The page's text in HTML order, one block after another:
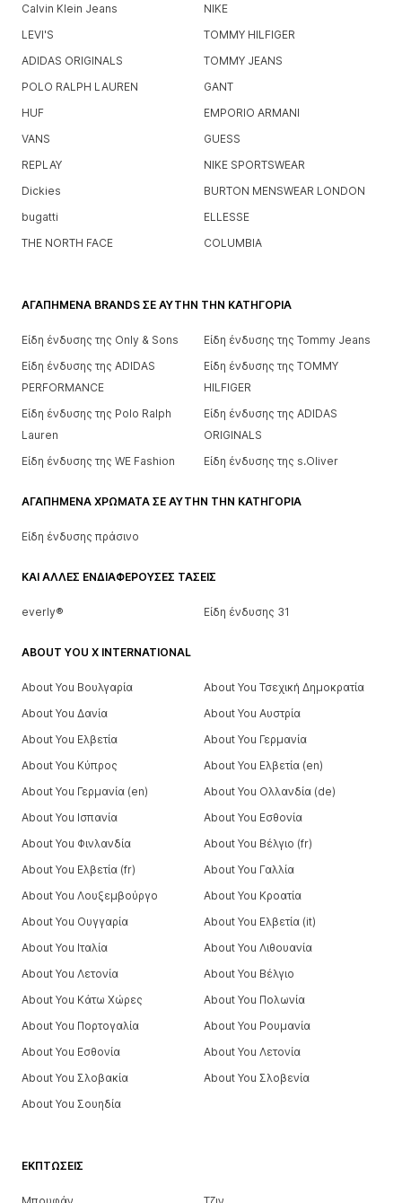
Calvin Klein Jeans
NIKE
LEVI'S
TOMMY HILFIGER
ADIDAS ORIGINALS
TOMMY JEANS
POLO RALPH LAUREN
GANT
HUF
EMPORIO ARMANI
VANS
GUESS
REPLAY
NIKE SPORTSWEAR
Dickies
BURTON MENSWEAR LONDON
bugatti
ELLESSE
THE NORTH FACE
COLUMBIA
ΕΚΠΤΏΣΕΙΣ
ΑΓΑΠΗΜΈΝΑ BRANDS ΣΕ ΑΥΤΉΝ ΤΗΝ ΚΑΤΗΓΟΡΊΑ
Είδη ένδυσης της Only & Sons
Είδη ένδυσης της Tommy Jeans
Είδη ένδυσης της ADIDAS
PERFORMANCE
Είδη ένδυσης της TOMMY
HILFIGER
Είδη ένδυσης της Polo Ralph
Lauren
Είδη ένδυσης της ADIDAS
ORIGINALS
Είδη ένδυσης της WE Fashion
Είδη ένδυσης της s.Oliver
ΑΓΑΠΗΜΈΝΑ ΧΡΏΜΑΤΑ ΣΕ ΑΥΤΉΝ ΤΗΝ ΚΑΤΗΓΟΡΊΑ
Είδη ένδυσης πράσινο
ΚΑΙ ΆΛΛΕΣ ΕΝΔΙΑΦΈΡΟΥΣΕΣ ΤΆΣΕΙΣ
everly® Είδη ένδυσης 31
ABOUT YOU X INTERNATIONAL
About You Βουλγαρία
About You Τσεχική Δημοκρατία
About You Δανία
About You Αυστρία
About You Ελβετία
About You Γερμανία
About You Κύπρος
About You Ελβετία (en)
About You Γερμανία (en)
About You Ολλανδία (de)
About You Ισπανία
About You Εσθονία
About You Φινλανδία
About You Βέλγιο (fr)
About You Ελβετία (fr)
About You Γαλλία
About You Λουξεμβούργο
About You Κροατία
About You Ουγγαρία
About You Ελβετία (it)
About You Ιταλία
About You Λιθουανία
About You Λετονία
About You Βέλγιο
About You Κάτω Χώρες
About You Πολωνία
About You Πορτογαλία
About You Ρουμανία
About You Εσθονία
About You Λετονία
About You Σλοβακία
About You Σλοβενία
About You Σουηδία